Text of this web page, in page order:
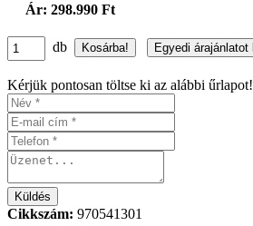
Ár: 298.990 Ft
db
Kérjük pontosan töltse ki az alábbi űrlapot!
Cikkszám: 970541301